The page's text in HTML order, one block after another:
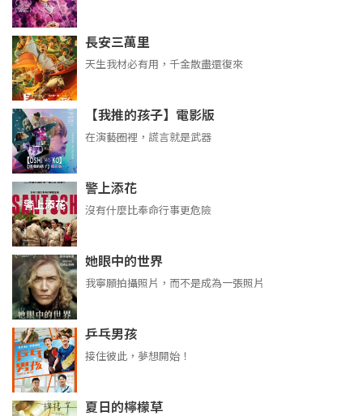
長安三萬里
天生我材必有用，千金散盡還復來
【我推的孩子】電影版
在演藝圈裡，謊言就是武器
警上添花
沒有什麼比奉命行事更危險
她眼中的世界
我寧願拍攝照片，而不是成為一張照片
乒乓男孩
接住彼此，夢想開始！
夏日的檸檬草